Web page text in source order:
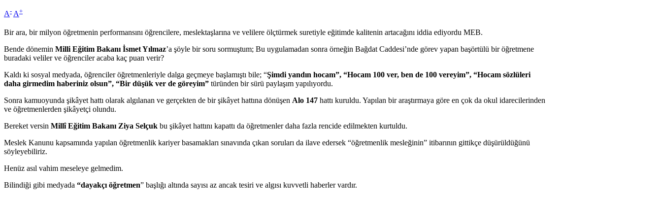
A- A+
Bir ara, bir milyon öğretmenin performansını öğrencilere, meslektaşlarına ve velilere ölçtürmek suretiyle eğitimde kalitenin artacağını iddia ediyordu MEB.
Bende dönemin Milli Eğitim Bakanı İsmet Yılmaz’a şöyle bir soru sormuştum; Bu uygulamadan sonra örneğin Bağdat Caddesi’nde görev yapan başörtülü bir öğretmene
buradaki veliler ve öğrenciler acaba kaç puan verir?
Kaldı ki sosyal medyada, öğrenciler öğretmenleriyle dalga geçmeye başlamıştı bile; “Şimdi yandın hocam”, “Hocam 100 ver, ben de 100 vereyim”, “Hocam sözlüleri
daha girmedim haberiniz olsun”, “Bir düşük ver de göreyim” türünden bir sürü paylaşım yapılıyordu.
Sonra kamuoyunda şikâyet hattı olarak algılanan ve gerçekten de bir şikâyet hattına dönüşen Alo 147 hattı kuruldu. Yapılan bir araştırmaya göre en çok da okul idarecilerinden
ve öğretmenlerden şikâyetçi olundu.
Bereket versin Millî Eğitim Bakanı Ziya Selçuk bu şikâyet hattını kapattı da öğretmenler daha fazla rencide edilmekten kurtuldu.
Meslek Kanunu kapsamında yapılan öğretmenlik kariyer basamakları sınavında çıkan soruları da ilave edersek “öğretmenlik mesleğinin” itibarının gittikçe düşürüldüğünü
söyleyebiliriz.
Henüz asıl vahim meseleye gelmedim.
Bilindiği gibi medyada “dayakçı öğretmen” başlığı altında sayısı az ancak tesiri ve algısı kuvvetli haberler vardır.